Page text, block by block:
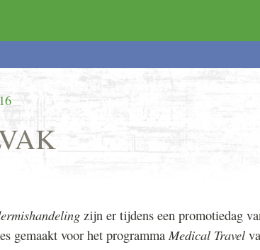
zijn er tijdens een promotiedag
gemaakt voor het programma Medical Travel